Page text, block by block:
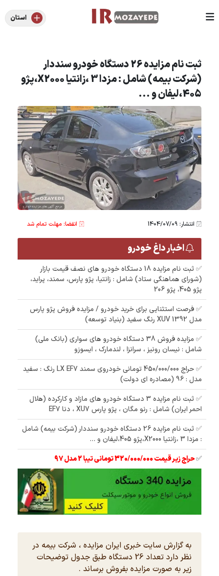
استان
ثبت نام مزایده 26 دستگاه خودرو سنددار
(شرکت بیمه) شامل : مزدا 3 ،زانتیا X2000،پژو
405،لیفان و ...
انتشار: 1404/07/09 انقضا: مهلت تمام شد
اخبار داغ خودرو
✅ ثبت نام مزایده 18 دستگاه خودرو های نصف قیمت بازار
(شورای هماهنگی ستاد) شامل : زانتیا، پژو پارس، سمند، پراید،
پژو 405، پژو 206
✅ فرصت استثنایی برای خرید خودرو / مزایده فروش پژو پارس
مدل 1392 XUV رنگ سفید (بنیاد توسعه)
✅ مزایده فروش 38 دستگاه خودرو های سواری (بانک ملی)
شامل : نیسان رونیز ، سرانزا ، لندمارک ، ایسوزو
✅ حراج 450/000/000 تومانی خودروی سمند LX EF7 رنگ : سفید
مدل : 96 (مصادره ای دولت)
✅ ثبت نام مزایده 3 دستگاه خودرو های مازاد و کارکرده (هلال
احمر ایران) شامل : رنو مگان ، پژو پارس XU7 ، دنا EF7
✅ ثبت نام مزایده 26 دستگاه خودرو سنددار (شرکت بیمه) شامل
: مزدا 3 ،زانتیا X2000،پژو 405،لیفان و ...
✅حراج زیر قیمت 320/000/000 تومانی تیبا 2 مدل 97
به گزارش سایت خبری ایران مزایده ، شرکت بیمه در
نظر دارد تعداد 26 دستگاه طبق جدول توضیحات
زیر به صورت مزایده بفروش برساند .